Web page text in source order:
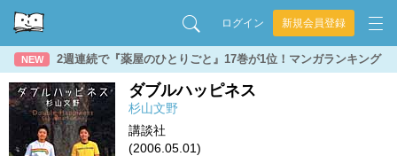
ログイン 新規会員登録
NEW 2週連続で『薬屋のひとりごと』17巻が1位！マンガランキング
ダブルハッピネス
杉山文野
講談社
(2006.05.01)